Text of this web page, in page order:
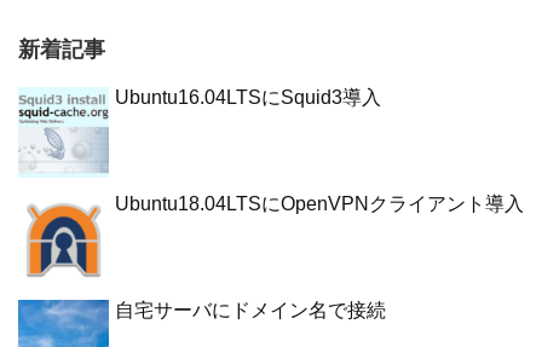
新着記事
Ubuntu16.04LTSにSquid3導入
Ubuntu18.04LTSにOpenVPNクライアント導入
自宅サーバにドメイン名で接続